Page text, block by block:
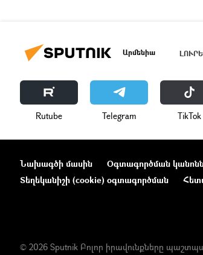
Արմենիա
Rutube Telegram ТikТоk
Նախագծի մասին Օգտագործման
Տեղեկանիշի (cookie) օգտագործման
© 2026 Sputnik Բոլոր իրավունքները